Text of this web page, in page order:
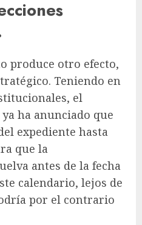
produce otro efecto,
Teniendo en
el
ha anunciado que
expediente hasta
que la
antes de la fecha
calendario, lejos de
por el contrario